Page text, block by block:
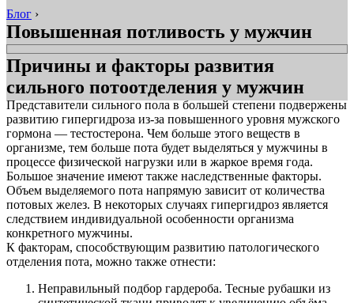
Блог ›
Повышенная потливость у мужчин
Причины и факторы развития
сильного потоотделения у мужчин
Представители сильного пола в большей степени подвержены
развитию гипергидроза из-за повышенного уровня мужского
гормона — тестостерона. Чем больше этого веществ в
организме, тем больше пота будет выделяться у мужчины в
процессе физической нагрузки или в жаркое время года.
Большое значение имеют также наследственные факторы.
Объем выделяемого пота напрямую зависит от количества
потовых желез. В некоторых случаях гипергидроз является
следствием индивидуальной особенности организма
конкретного мужчины.
К факторам, способствующим развитию патологического
отделения пота, можно также отнести:
Неправильный подбор гардероба. Тесные рубашки из